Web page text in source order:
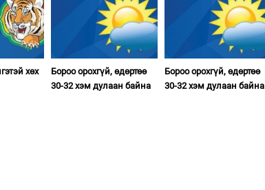
хөх
Бороо орохгүй, өдөртөө
30-32 хэм дулаан байна
Бороо орохгүй, өдөртөө
30-32 хэм дулаан байна